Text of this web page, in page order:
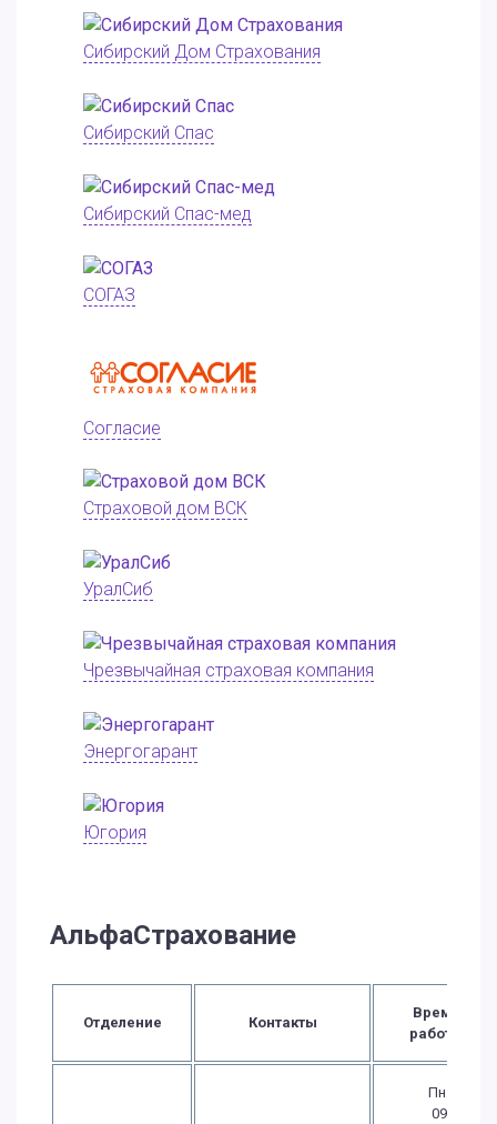
Сибирский Дом Страхования
Сибирский Спас
Сибирский Спас-мед
СОГАЗ
Согласие
Страховой дом ВСК
УралСиб
Чрезвычайная страховая компания
Энергогарант
Югория
АльфаСтрахование
Отделение Контакты
Время
работы
Пн.-Чт.:
09:00 -